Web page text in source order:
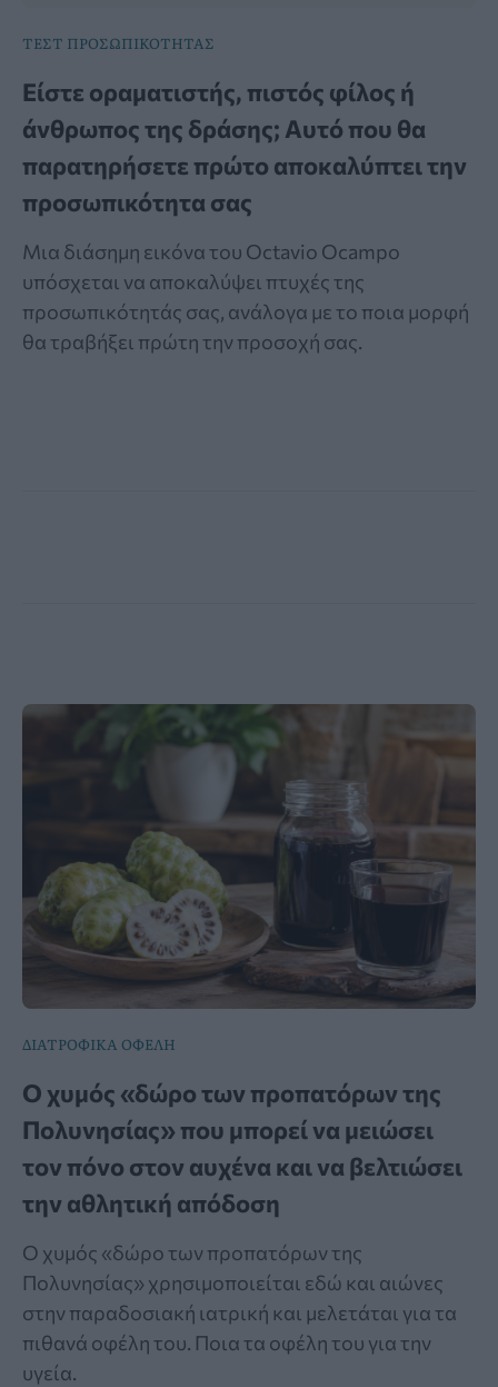
ΤΕΣΤ ΠΡΟΣΩΠΙΚΟΤΗΤΑΣ
Είστε οραματιστής, πιστός φίλος ή
άνθρωπος της δράσης; Αυτό που θα
παρατηρήσετε πρώτο αποκαλύπτει την
προσωπικότητα σας
Μια διάσημη εικόνα του Octavio Ocampo
υπόσχεται να αποκαλύψει πτυχές της
προσωπικότητάς σας, ανάλογα με το ποια μορφή
θα τραβήξει πρώτη την προσοχή σας.
ΔΙΑΤΡΟΦΙΚΑ ΟΦΕΛΗ
Ο χυμός «δώρο των προπατόρων της
Πολυνησίας» που μπορεί να μειώσει
τον πόνο στον αυχένα και να βελτιώσει
την αθλητική απόδοση
Ο χυμός «δώρο των προπατόρων της
Πολυνησίας» χρησιμοποιείται εδώ και αιώνες
στην παραδοσιακή ιατρική και μελετάται για τα
πιθανά οφέλη του. Ποια τα οφέλη του για την
υγεία.